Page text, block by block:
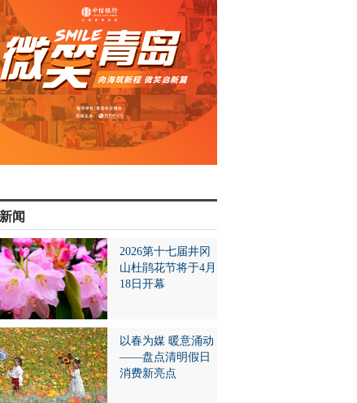
闻
2026第十七届井冈
山杜鹃花节将于4月
18日开幕
以春为媒 暖意涌动
——盘点清明假日
消费新亮点